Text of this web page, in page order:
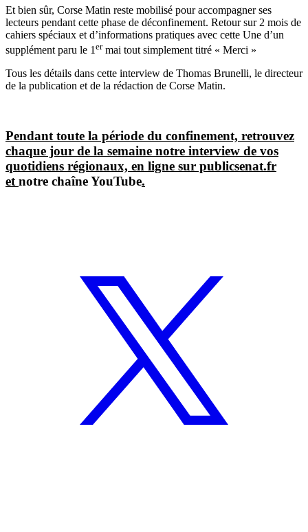
Et bien sûr, Corse Matin reste mobilisé pour accompagner ses
lecteurs pendant cette phase de déconfinement. Retour sur 2 mois de
cahiers spéciaux et d’informations pratiques avec cette Une d’un
supplément paru le 1 ermai tout simplement titré « Merci »
Tous les détails dans cette interview de Thomas Brunelli, le directeur
de la publication et de la rédaction de Corse Matin.
Pendant toute la période du confinement, retrouvez
chaque jour de la semaine notre interview de vos
quotidiens régionaux, en ligne sur publicsenat.fr
et notre chaîne YouTube.